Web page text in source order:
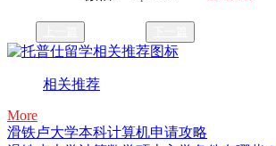
相关推荐
More
滑铁卢大学本科计算机申请攻略